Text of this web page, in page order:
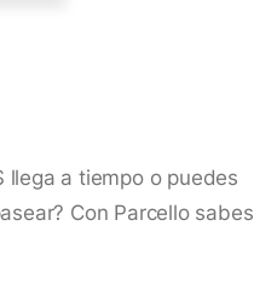
llega a tiempo o puedes
Con Parcello sabes